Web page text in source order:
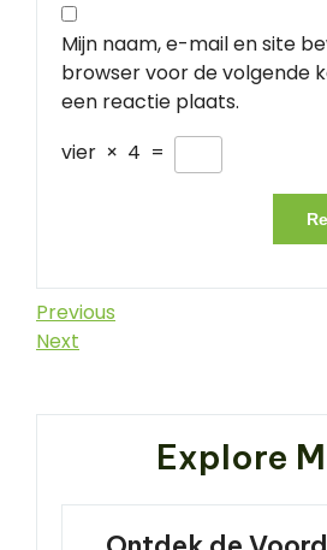
Mijn naam, e-mail en site
browser voor de volgende
een reactie plaats.
vier × 4 =
Previous
Post
Previous
Next
Next
Explore